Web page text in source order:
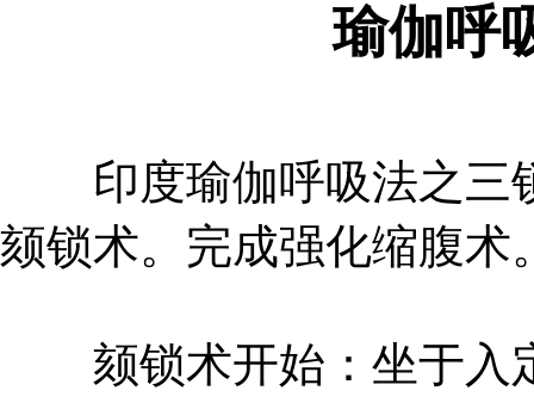
瑜伽呼
印度瑜伽呼吸法之三
颏锁术。完成强化缩腹术
颏锁术开始：坐于入